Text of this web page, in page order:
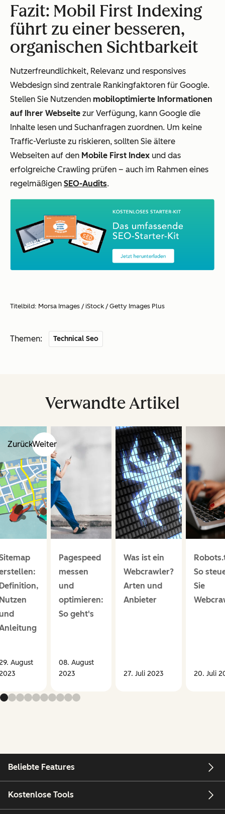
Fazit: Mobil First Indexing
führt zu einer besseren,
organischen Sichtbarkeit
Nutzerfreundlichkeit, Relevanz und responsives
Webdesign sind zentrale Rankingfaktoren für Google.
Stellen Sie Nutzenden mobiloptimierte Informationen
auf Ihrer Webseite zur Verfügung, kann Google die
Inhalte lesen und Suchanfragen zuordnen. Um keine
Traffic-Verluste zu riskieren, sollten Sie ältere
Webseiten auf den Mobile First Index und das
erfolgreiche Crawling prüfen – auch im Rahmen eines
regelmäßigen SEO-Audits.
Titelbild: Morsa Images / iStock / Getty Images Plus
Themen: Technical Seo
Verwandte Artikel
ZurückWeiter
August
Pagespeed
messen
und
optimieren:
So geht's
08. August
2023
Was ist ein
Webcrawler?
Arten und
Anbieter
27. Juli 2023
So
Sie
20. Juli
Beliebte Features
Kostenlose Tools